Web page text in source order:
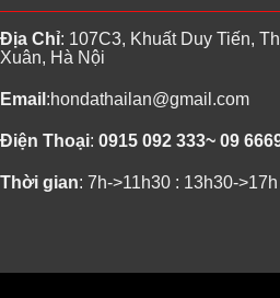
Địa Chỉ: 107C3, Khuất Duy Tiến,
Xuân, Hà Nội
Email :hondathailan@gmail.com
Điện Thoại: 0915 092 333~ 09
Thời gian: 7h->11h30 : 13h30->17h